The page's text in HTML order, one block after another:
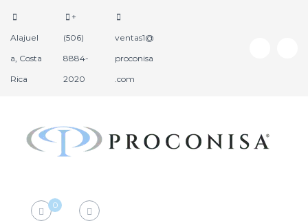
Alajuel
a, Costa
Rica
+
(506)
8884-
2020
ventas1@
proconisa
.com
0